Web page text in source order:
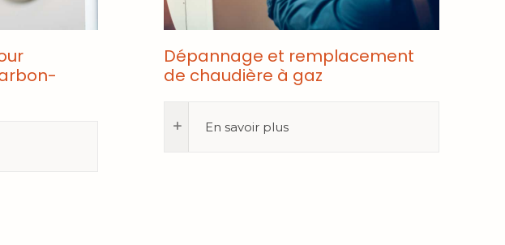
Dépannage et remplacement
de chaudière à gaz
En savoir plus